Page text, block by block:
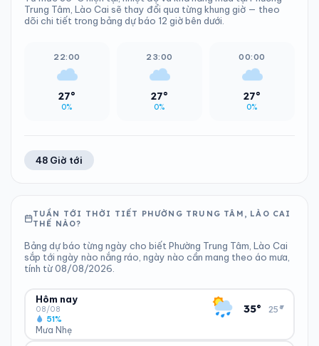
Trung Tâm, Lào Cai sẽ thay đổi qua từng khung giờ — theo
dõi chi tiết trong bảng dự báo 12 giờ bên dưới.
22:00
27°
0%
23:00
27°
0%
00:00
27°
0%
48 Giờ tới
TUẦN TỚI THỜI TIẾT PHƯỜNG TRUNG TÂM, LÀO CAI
THẾ NÀO?
Bảng dự báo từng ngày cho biết Phường Trung Tâm, Lào Cai
sắp tới ngày nào nắng ráo, ngày nào cần mang theo áo mưa,
tính từ 08/08/2026.
Hôm nay
08/08
Mưa Nhẹ
51%
35° 25°
▾